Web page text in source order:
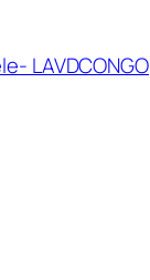
LAVDCONGO